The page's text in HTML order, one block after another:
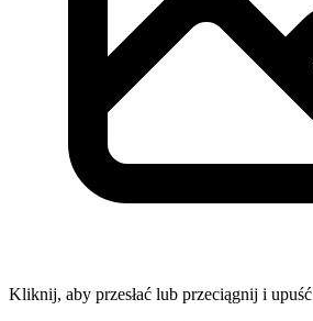
Kliknij, aby przesłać lub przeciągnij i upuść